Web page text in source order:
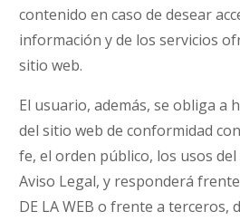
contenido en caso de desear
información y de los servicios
sitio web.
El usuario, además, se obliga a
del sitio web de conformidad
fe, el orden público, los usos
Aviso Legal, y responderá frente
DE LA WEB o frente a terceros,